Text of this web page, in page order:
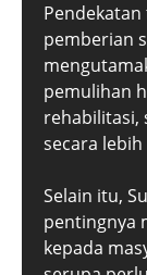
pemberian
pemulihan
rehabilitasi,
secara
Selain itu,
pentingnya
kepada